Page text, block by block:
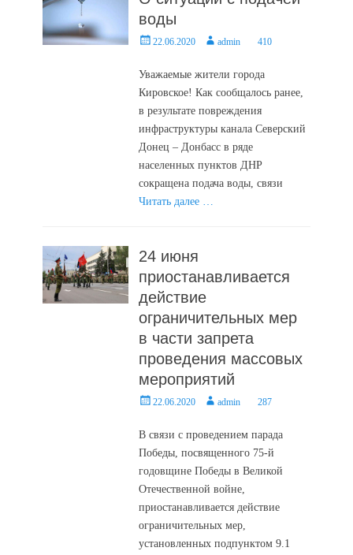
воды
Posted22.06.2020 Authoradmin 410
Уважаемые жители города
Кировское! Как сообщалось ранее,
в результате повреждения
инфраструктуры канала Северский
Донец – Донбасс в ряде
населенных пунктов ДНР
сокращена подача воды, связи
Читать далее …
24 июня
приостанавливается
действие
ограничительных мер
в части запрета
проведения массовых
мероприятий
Posted22.06.2020 Authoradmin 287
В связи с проведением парада
Победы, посвященного 75-й
годовщине Победы в Великой
Отечественной войне,
приостанавливается действие
ограничительных мер,
установленных подпунктом 9.1